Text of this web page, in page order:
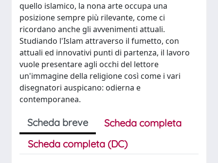
quello islamico, la nona arte occupa una
posizione sempre più rilevante, come ci
ricordano anche gli avvenimenti attuali.
Studiando l'Islam attraverso il fumetto, con
attuali ed innovativi punti di partenza, il lavoro
vuole presentare agli occhi del lettore
un'immagine della religione così come i vari
disegnatori auspicano: odierna e
contemporanea.
Scheda breve
Scheda completa
Scheda completa (DC)